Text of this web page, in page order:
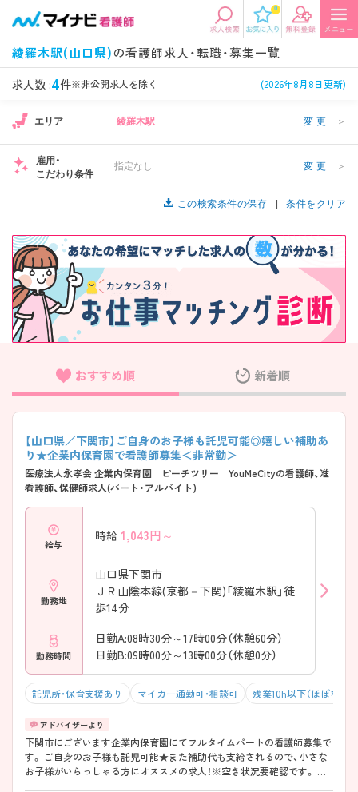
0
綾羅木駅(山口県)の看護師求人・転職・募集一覧
求人数 :4件※非公開求人を除く (2026年8月8日更新)
エリアから探す
エリアから探す 駅・路線から探す
関東
東海 関西
北海道・東北 中国・四国
九州・沖縄
希望の求人条件を選択
条件項目の選択に戻る
看護師、准看護師など 常勤、夜勤なし可など
施設形態 担当業務
病棟、外来など
診察科目
美容外科、
循環器内科など
こだわり条件
未経験歓迎、
年収
年収500万円以上など
雇用形態
正社員、契約社員など
フリーワード検索
エリア 綾羅木駅 変更 ＞
雇用・
こだわり条件
指定なし 変更 ＞
この検索条件の保存 条件をクリア
おすすめ順 新着順
【山口県／下関市】ご自身のお子様も託児可能◎嬉しい補助あ
り★企業内保育園で看護師募集＜非常勤＞
医療法人永孝会 企業内保育園 ピーチツリー YouMeCityの看護師、准
看護師、保健師求人(パート・アルバイト)
給与
時給 1,043円～
勤務地
山口県下関市
ＪＲ山陰本線(京都－下関)「綾羅木駅」徒
歩14分
勤務時間
日勤A:08時30分～17時00分（休憩60分）
日勤B:09時00分～13時00分（休憩0分）
託児所・保育支援あり マイカー通勤可・相談可 残業10h以下（ほぼなし）
下関市にございます企業内保育園にてフルタイムパートの看護師募集で
す。 ご自身のお子様も託児可能★また補助代も支給されるので、小さな
お子様がいらっしゃる方にオススメの求人！※空き状況要確認です。 あ